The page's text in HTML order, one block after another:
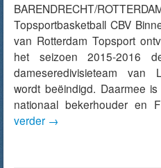
BARENDRECHT/
Topsportbasketball CBV
van Rotterdam Topsport
het seizoen 2015-2016
dameseredivisieteam van
wordt beëindigd. Daarmee
nationaal bekerhouder en
verder →